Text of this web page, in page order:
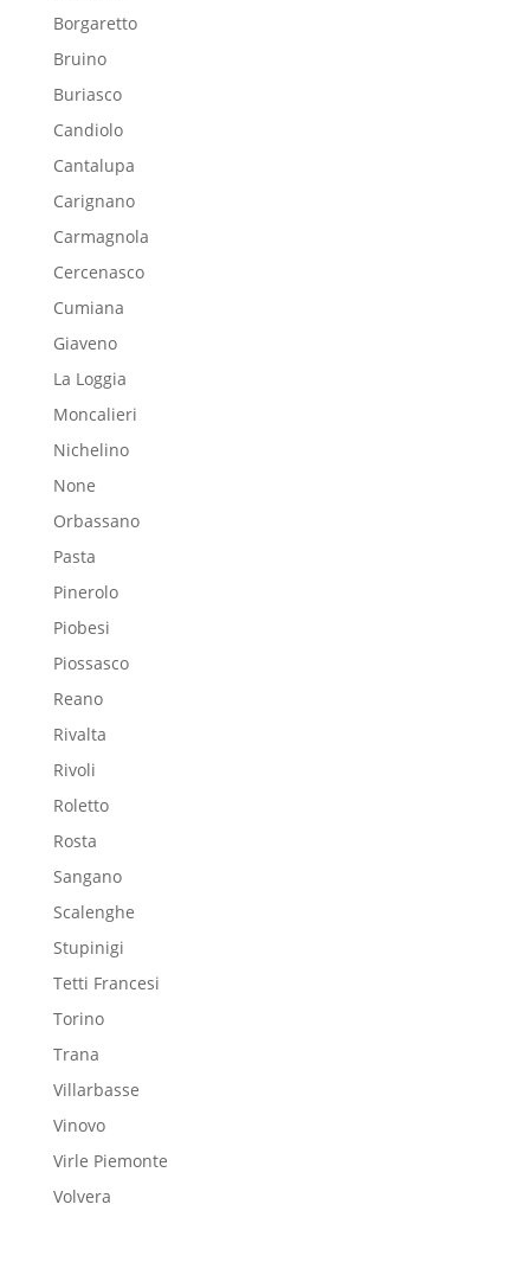
Borgaretto
Bruino
Buriasco
Candiolo
Cantalupa
Carignano
Carmagnola
Cercenasco
Cumiana
Giaveno
La Loggia
Moncalieri
Nichelino
None
Orbassano
Pasta
Pinerolo
Piobesi
Piossasco
Reano
Rivalta
Rivoli
Roletto
Rosta
Sangano
Scalenghe
Stupinigi
Tetti Francesi
Torino
Trana
Villarbasse
Vinovo
Virle Piemonte
Volvera